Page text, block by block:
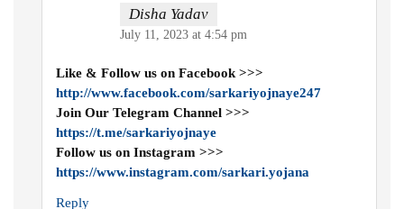
Disha Yadav
July 11, 2023 at 4:54 pm
Like & Follow us on Facebook >>>
http://www.facebook.com/sarkariyojnaye247
Join Our Telegram Channel >>>
https://t.me/sarkariyojnaye
Follow us on Instagram >>>
https://www.instagram.com/sarkari.yojana
Reply